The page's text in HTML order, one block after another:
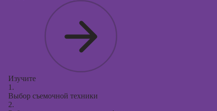
Изучите
1.
Выбор съемочной техники
2.